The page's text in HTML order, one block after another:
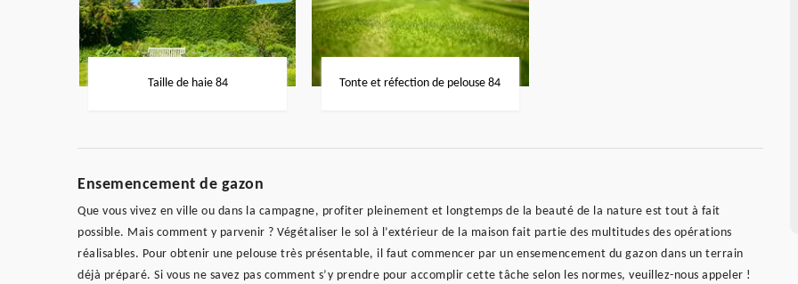
Taille de haie 84 Tonte et réfection de pelouse 84
Ensemencement de gazon
Que vous vivez en ville ou dans la campagne, profiter pleinement et longtemps de la beauté de la nature est tout à fait
possible. Mais comment y parvenir ? Végétaliser le sol à l’extérieur de la maison fait partie des multitudes des opérations
réalisables. Pour obtenir une pelouse très présentable, il faut commencer par un ensemencement du gazon dans un terrain
déjà préparé. Si vous ne savez pas comment s’y prendre pour accomplir cette tâche selon les normes, veuillez-nous appeler !